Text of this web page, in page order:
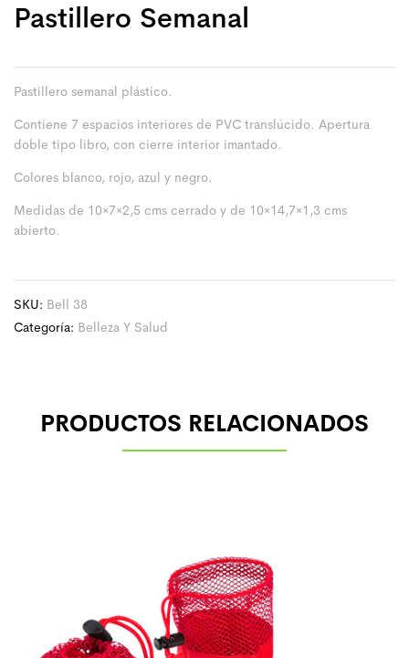
Pastillero Semanal
Pastillero semanal plástico.
Contiene 7 espacios interiores de PVC translúcido. Apertura
doble tipo libro, con cierre interior imantado.
Colores blanco, rojo, azul y negro.
Medidas de 10×7×2,5 cms cerrado y de 10×14,7×1,3 cms
abierto.
SKU: Bell 38
Categoría: Belleza Y Salud
PRODUCTOS RELACIONADOS